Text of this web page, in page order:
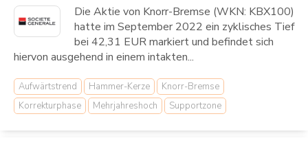
Die Aktie von Knorr-Bremse (WKN: KBX100)
hatte im September 2022 ein zyklisches Tief
bei 42,31 EUR markiert und befindet sich
hiervon ausgehend in einem intakten...
Aufwärtstrend Hammer-Kerze
Knorr-Bremse
Korrekturphase
Mehrjahreshoch Supportzone